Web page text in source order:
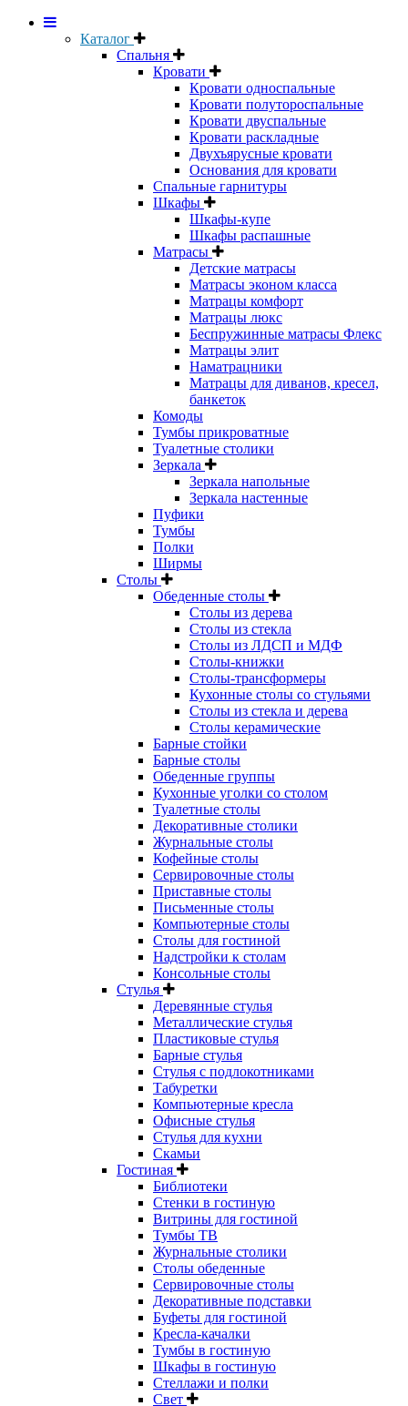
Каталог
Спальня
Кровати
Кровати односпальные
Кровати полутороспальные
Кровати двуспальные
Кровати раскладные
Двухъярусные кровати
Основания для кровати
Спальные гарнитуры
Шкафы
Шкафы-купе
Шкафы распашные
Матрасы
Детские матрасы
Матрасы эконом класса
Матрацы комфорт
Матрацы люкс
Беспружинные матрасы Флекс
Матрацы элит
Наматрацники
Матрацы для диванов, кресел,
банкеток
Комоды
Тумбы прикроватные
Туалетные столики
Зеркала
Зеркала напольные
Зеркала настенные
Пуфики
Тумбы
Полки
Ширмы
Столы
Обеденные столы
Столы из дерева
Столы из стекла
Столы из ЛДСП и МДФ
Столы-книжки
Столы-трансформеры
Кухонные столы со стульями
Столы из стекла и дерева
Столы керамические
Барные стойки
Барные столы
Обеденные группы
Кухонные уголки со столом
Туалетные столы
Декоративные столики
Журнальные столы
Кофейные столы
Сервировочные столы
Приставные столы
Письменные столы
Компьютерные столы
Столы для гостиной
Надстройки к столам
Консольные столы
Стулья
Деревянные стулья
Металлические стулья
Пластиковые стулья
Барные стулья
Стулья с подлокотниками
Табуретки
Компьютерные кресла
Офисные стулья
Стулья для кухни
Скамьи
Гостиная
Библиотеки
Стенки в гостиную
Витрины для гостиной
Тумбы ТВ
Журнальные столики
Столы обеденные
Сервировочные столы
Декоративные подставки
Буфеты для гостиной
Кресла-качалки
Тумбы в гостиную
Шкафы в гостиную
Стеллажи и полки
Свет